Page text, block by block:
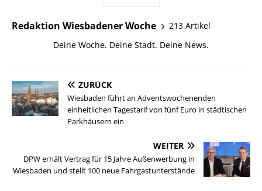
Redaktion Wiesbadener Woche
213 Artikel
Deine Woche. Deine Stadt. Deine News.
ZURÜCK
Wiesbaden führt an Adventswochenenden
einheitlichen Tagestarif von fünf Euro in städtischen
Parkhäusern ein
WEITER
DPW erhält Vertrag für 15 Jahre Außenwerbung in
Wiesbaden und stellt 100 neue Fahrgastunterstände